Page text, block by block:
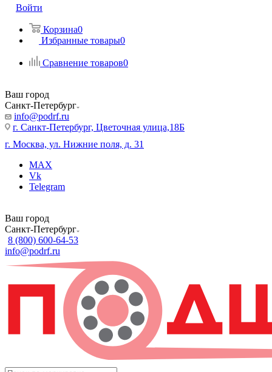
Войти
Корзина0
Избранные товары0
Сравнение товаров0
Ваш город
Санкт-Петербург
info@podrf.ru
г. Санкт-Петербург, Цветочная улица,18Б
г. Москва, ул. Нижние поля, д. 31
MAX
Vk
Telegram
Ваш город
Санкт-Петербург
8 (800) 600-64-53
info@podrf.ru